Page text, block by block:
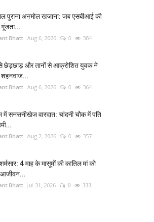
पुराना अनमोल खजाना: जब एसबीआई की
गूंजता...
Bhatt Aug 6, 2026 0 384
छेड़छाड़ और तानों से आक्रोशित युवक ने
शहनवाज...
Bhatt Aug 6, 2026 0 364
में सनसनीखेज वारदात: चांदनी चौक में पति
Bhatt Aug 2, 2026 0 357
4 माह के मासूमों की कातिल मां को
आजीवन...
Bhatt Jul 31, 2026 0 333